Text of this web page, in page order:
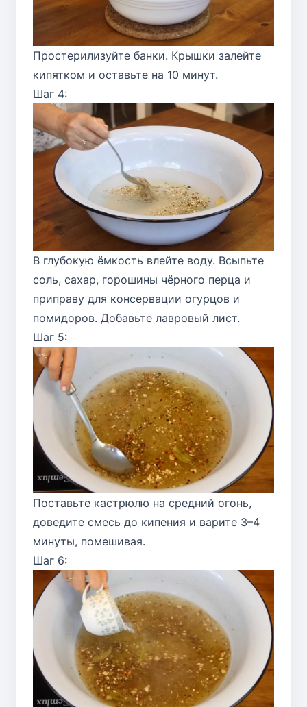
Простерилизуйте банки. Крышки залейте
кипятком и оставьте на 10 минут.
Шаг 4:
В глубокую ёмкость влейте воду. Всыпьте
соль, сахар, горошины чёрного перца и
приправу для консервации огурцов и
помидоров. Добавьте лавровый лист.
Шаг 5:
Поставьте кастрюлю на средний огонь,
доведите смесь до кипения и варите 3–4
минуты, помешивая.
Шаг 6: